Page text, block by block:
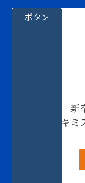
新
キミ
ボタン